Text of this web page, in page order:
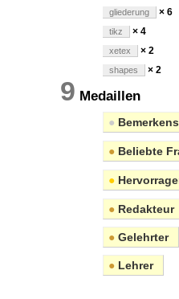
gliederung × 6
tikz × 4
xetex × 2
shapes × 2
9
●
● Beliebte
●
● Redakteur
● Gelehrter
● Lehrer